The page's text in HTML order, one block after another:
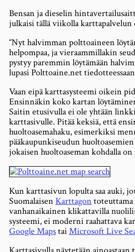
Bensan ja dieselin
julkaisi tällä viikolla karttapalvelun
“Nyt halvimman polttoaineen
helpompaa, ja vieraammillakin
pystyy paremmin löytämään
lupasi Polttoaine.net
Vaan eipä karttasysteemi oikein
Ensinnäkin koko kartan
Saitin etusivulla ei ole yhtään
karttasivulle. Pitää keksiä, että
huoltoasemahaku, esimerkiksi
pääkaupunkiseudun huoltoasemien
jokaisen huoltoaseman kohdalla
Kun karttasivun lopulta saa auki,
Suomalaisen Karttagon
vanhanaikainen klikattavilla
systeemi, ei moderni raahattava
Google MapstaiMicrosoft Live